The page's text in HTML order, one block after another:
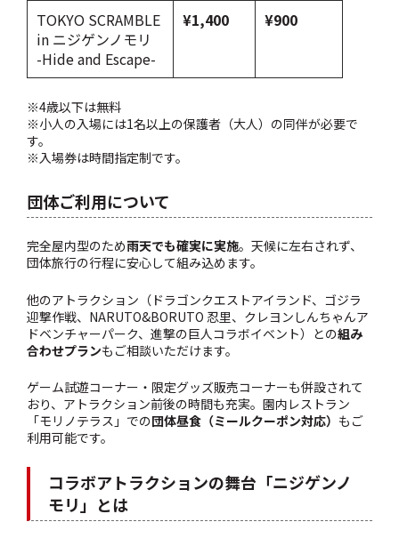
TOKYO SCRAMBLE
in ニジゲンノモリ
-Hide and Escape-
¥1,400 ¥900
※4歳以下は無料
※小人の入場には1名以上の保護者（大人）の同伴が必要で
す。
※入場券は時間指定制です。
団体ご利用について
完全屋内型のため雨天でも確実に実施。天候に左右されず、
団体旅行の行程に安心して組み込めます。
他のアトラクション（ドラゴンクエストアイランド、ゴジラ
迎撃作戦、NARUTO&BORUTO 忍里、クレヨンしんちゃんア
ドベンチャーパーク、進撃の巨人コラボイベント）との組み
合わせプランもご相談いただけます。
ゲーム試遊コーナー・限定グッズ販売コーナーも併設されて
おり、アトラクション前後の時間も充実。園内レストラン
「モリノテラス」での団体昼食（ミールクーポン対応） もご
利用可能です。
コラボアトラクションの舞台「ニジゲンノ
モリ」とは